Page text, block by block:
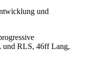
und
und RLS, 46ff Lang,